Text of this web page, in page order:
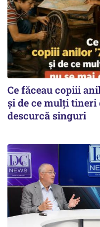
Ce făceau copiii
și de ce mulți tineri
descurcă singuri